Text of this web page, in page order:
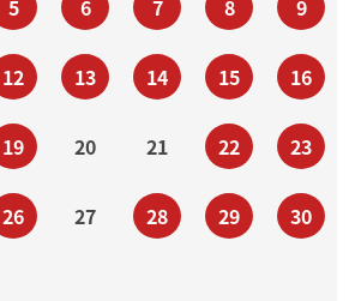
5 6 7 8 9
12 13 14 15 16
19 20 21 22 23
26 27 28 29 30